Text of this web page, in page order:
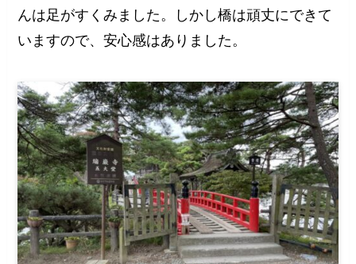
んは足がすくみました。しかし橋は頑丈にできて
いますので、安心感はありました。